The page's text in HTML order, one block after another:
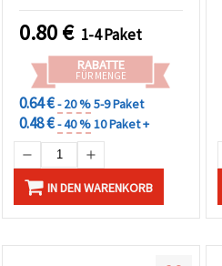
Schmuckherstellung
0.80€ 1-4 Paket
RABATTE
FÜR MENGE
0.64 €- 20 %5-9 Paket
0.48 €- 40 %10 Paket +
IN DEN WARENKORB